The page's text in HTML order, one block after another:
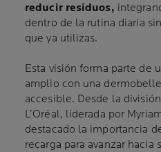
reducir residuos,
dentro de la rutina diaria
que ya utilizas.
Esta visión forma parte de
amplio con una
accesible. Desde la
L’Oréal, liderada por
destacado la importancia
recarga para avanzar hacia